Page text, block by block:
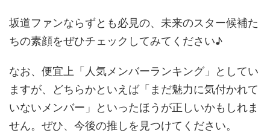
坂道ファンならずとも必見の、未来のスター候補た
ちの素顔をぜひチェックしてみてください♪
なお、便宜上「人気メンバーランキング」としてい
ますが、どちらかといえば「まだ魅力に気付かれて
いないメンバー」といったほうが正しいかもしれま
せん。ぜひ、今後の推しを見つけてください。